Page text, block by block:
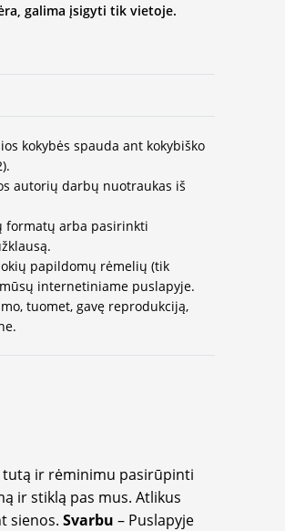
galima įsigyti tik vietoje.
kokybės spauda ant kokybiško
autorių darbų nuotraukas iš
formatų arba pasirinkti
papildomų rėmelių (tik
internetiniame puslapyje.
tuomet, gavę reprodukciją,
tutą ir rėminimu pasirūpinti
ir stiklą pas mus. Atlikus
sienos. Svarbu – Puslapyje